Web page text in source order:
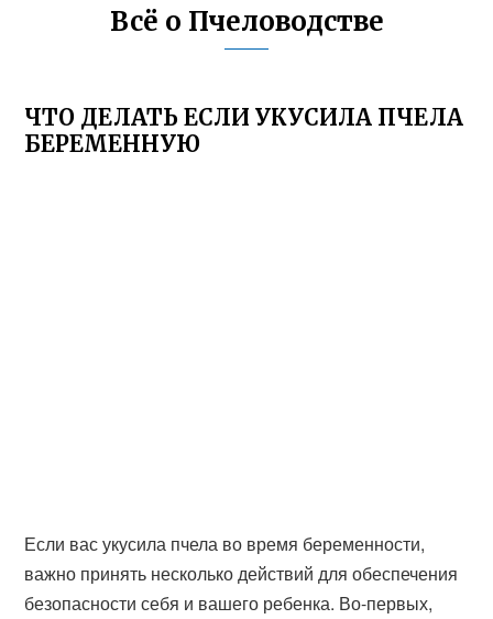
Всё о Пчеловодстве
ЧТО ДЕЛАТЬ ЕСЛИ УКУСИЛА ПЧЕЛА
БЕРЕМЕННУЮ
Если вас укусила пчела во время беременности,
важно принять несколько действий для обеспечения
безопасности себя и вашего ребенка. Во-первых,